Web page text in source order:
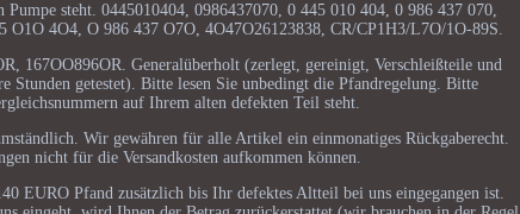
steht. 0445010404, 0986437070, 0 445 010 404, 0 986 437 070,
4O4, O 986 437 O7O, 4O47O26123838, CR/CP1H3/L7O/1O-89S.
167OO896OR. Generalüberholt (zerlegt, gereinigt, Verschleißteile und
Stunden getestet). Bitte lesen Sie unbedingt die Pfandregelung. Bitte
auf Ihrem alten defekten Teil steht.
Wir gewähren für alle Artikel ein einmonatiges Rückgaberecht.
nicht für die Versandkosten aufkommen können.
EURO Pfand zusätzlich bis Ihr defektes Altteil bei uns eingegangen ist.